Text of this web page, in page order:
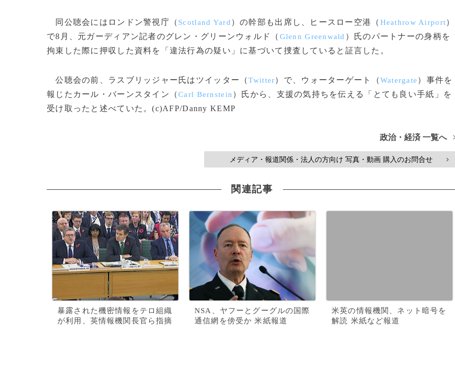
同公聴会にはロンドン警視庁（ Scotland Yard ）の幹部も出席し、ヒースロー空港（ Heathrow Airport）
で8月、元ガーディアン記者のグレン・グリーンウォルド（ Glenn Greenwald ）氏のパートナーの身柄を
拘束した際に押収した資料を「違法行為の疑い」に基づいて捜査していると証言した。
公聴会の前、ラスブリッジャー氏はツイッター（Twitter）で、ウォーターゲート（Watergate ）事件を
報じたカール・バーンスタイン（Carl Bernstein ）氏から、支援の気持ちを伝える「とても良い手紙」を
受け取ったと述べていた。(c)AFP/Danny KEMP
政治・経済 一覧へ
メディア・報道関係・法人の方向け 写真・動画 購入のお問合せ >
関連記事
暴露された機密情報をテロ組織
が利用、英情報機関長官ら指摘
NSA、ヤフーとグーグルの国際
通信網を傍受か 米紙報道
米英の情報機関、ネット暗号を
解読 米紙など報道